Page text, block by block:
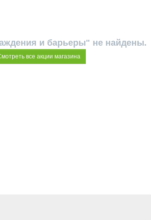
и барьеры" не найдены.
все акции магазина